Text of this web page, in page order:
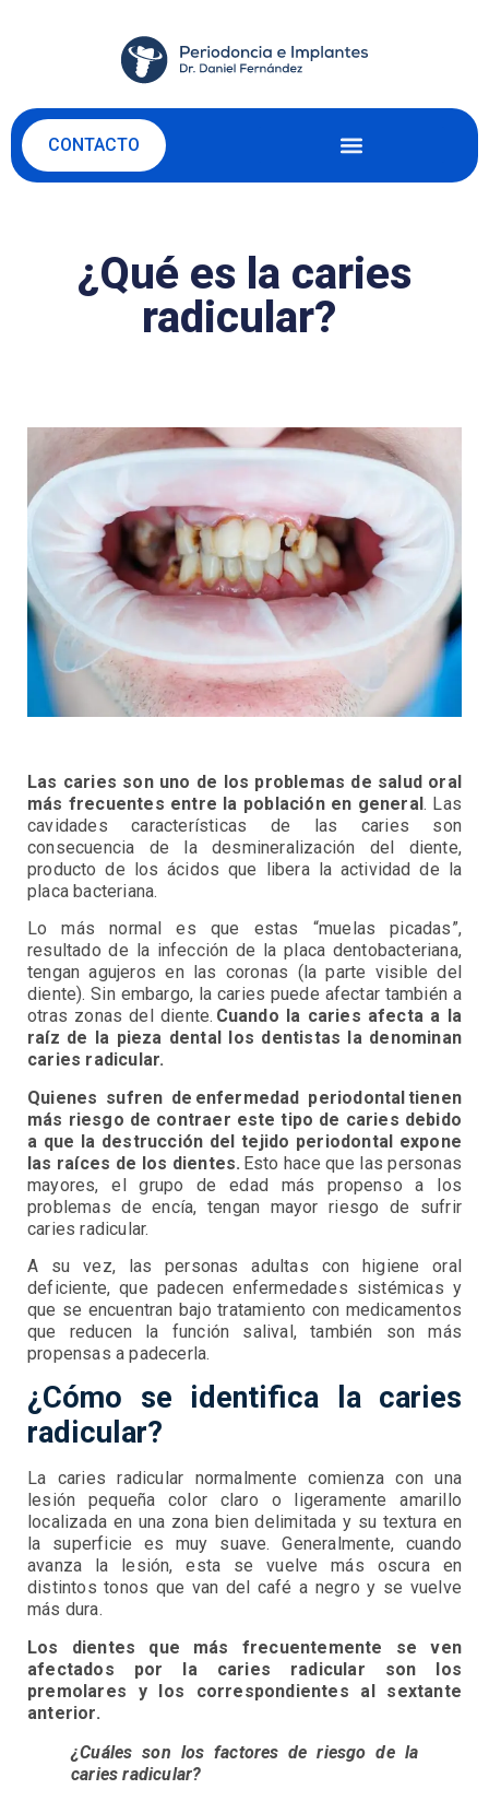
CONTACTO
¿Qué es la caries
radicular?
Las caries son uno de los problemas de salud oral
más frecuentes entre la población en general. Las
cavidades características de las caries son
consecuencia de la desmineralización del diente,
producto de los ácidos que libera la actividad de la
placa bacteriana.
Lo más normal es que estas “muelas picadas”,
resultado de la infección de la placa dentobacteriana,
tengan agujeros en las coronas (la parte visible del
diente). Sin embargo, la caries puede afectar también a
otras zonas del diente. Cuando la caries afecta a la
raíz de la pieza dental los dentistas la denominan
caries radicular.
Quienes sufren de enfermedad periodontal tienen
más riesgo de contraer este tipo de caries debido
a que la destrucción del tejido periodontal expone
las raíces de los dientes. Esto hace que las personas
mayores, el grupo de edad más propenso a los
problemas de encía, tengan mayor riesgo de sufrir
caries radicular.
A su vez, las personas adultas con higiene oral
deficiente, que padecen enfermedades sistémicas y
que se encuentran bajo tratamiento con medicamentos
que reducen la función salival, también son más
propensas a padecerla.
¿Cómo se identifica la caries
radicular?
La caries radicular normalmente comienza con una
lesión pequeña color claro o ligeramente amarillo
localizada en una zona bien delimitada y su textura en
la superficie es muy suave. Generalmente, cuando
avanza la lesión, esta se vuelve más oscura en
distintos tonos que van del café a negro y se vuelve
más dura.
Los dientes que más frecuentemente se ven
afectados por la caries radicular son los
premolares y los correspondientes al sextante
anterior.
¿Cuáles son los factores de riesgo de la
caries radicular?